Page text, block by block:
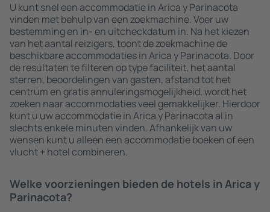
U kunt snel een accommodatie in Arica y Parinacota
vinden met behulp van een zoekmachine. Voer uw
bestemming en in- en uitcheckdatum in. Na het kiezen
van het aantal reizigers, toont de zoekmachine de
beschikbare accommodaties in Arica y Parinacota. Door
de resultaten te filteren op type faciliteit, het aantal
sterren, beoordelingen van gasten, afstand tot het
centrum en gratis annuleringsmogelijkheid, wordt het
zoeken naar accommodaties veel gemakkelijker. Hierdoor
kunt u uw accommodatie in Arica y Parinacota al in
slechts enkele minuten vinden. Afhankelijk van uw
wensen kunt u alleen een accommodatie boeken of een
vlucht + hotel combineren.
Welke voorzieningen bieden de hotels in Arica y
Parinacota?